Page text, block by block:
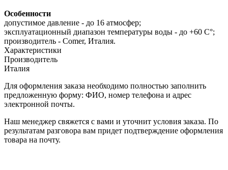
Особенности
допустимое давление - до 16 атмосфер;
эксплуатационный диапазон температуры воды - до +60 С°;
производитель - Comer, Италия.
Характеристики
Производитель
Италия
Для оформления заказа необходимо полностью заполнить
предложенную форму: ФИО, номер телефона и адрес
электронной почты.
Наш менеджер свяжется с вами и уточнит условия заказа. По
результатам разговора вам придет подтверждение оформления
товара на почту.